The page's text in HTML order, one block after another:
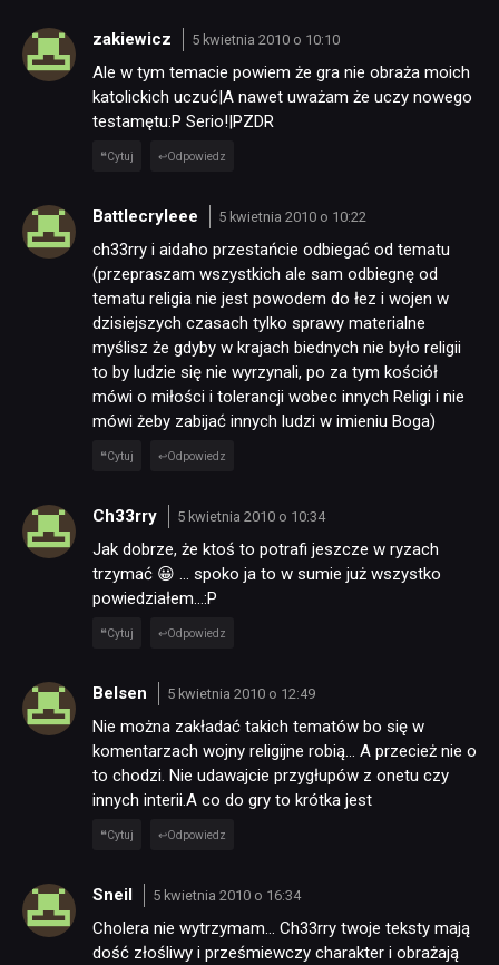
zakiewicz 5 kwietnia 2010 o 10:10
Ale w tym temacie powiem że gra nie obraża moich
katolickich uczuć|A nawet uważam że uczy nowego
testamętu:P Serio!|PZDR
Cytuj Odpowiedz
Battlecryleee 5 kwietnia 2010 o 10:22
ch33rry i aidaho przestańcie odbiegać od tematu
(przepraszam wszystkich ale sam odbiegnę od
tematu religia nie jest powodem do łez i wojen w
dzisiejszych czasach tylko sprawy materialne
myślisz że gdyby w krajach biednych nie było religii
to by ludzie się nie wyrzynali, po za tym kościół
mówi o miłości i tolerancji wobec innych Religi i nie
mówi żeby zabijać innych ludzi w imieniu Boga)
Cytuj Odpowiedz
Ch33rry 5 kwietnia 2010 o 10:34
Jak dobrze, że ktoś to potrafi jeszcze w ryzach
trzymać 😀 … spoko ja to w sumie już wszystko
powiedziałem…:P
Cytuj Odpowiedz
Belsen 5 kwietnia 2010 o 12:49
Nie można zakładać takich tematów bo się w
komentarzach wojny religijne robią… A przecież nie o
to chodzi. Nie udawajcie przygłupów z onetu czy
innych interii.A co do gry to krótka jest
Cytuj Odpowiedz
Sneil 5 kwietnia 2010 o 16:34
Cholera nie wytrzymam… Ch33rry twoje teksty mają
dość złośliwy i prześmiewczy charakter i obrażają